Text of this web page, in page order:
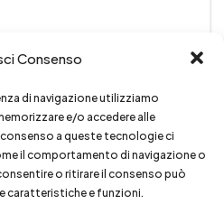
Consenso
di navigazione utilizziamo
e/o accedere alle
a queste tecnologie ci
il comportamento di navigazione o
o ritirare il consenso può
caratteristiche e funzioni.
All rights reserved.